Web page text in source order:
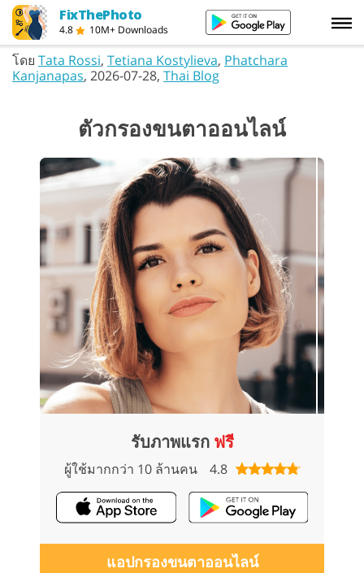
FixThePhoto
4.8 10M+ Downloads
โดย Tata Rossi, Tetiana Kostylieva, Phatchara
Kanjanapas, 2026-07-28, Thai Blog
ตัวกรองขนตาออนไลน์
แอปกรองขนตาออนไลน์
รับภาพแรก ฟรี
ผู้ใช้มากกว่า 10 ล้านคน 4.8